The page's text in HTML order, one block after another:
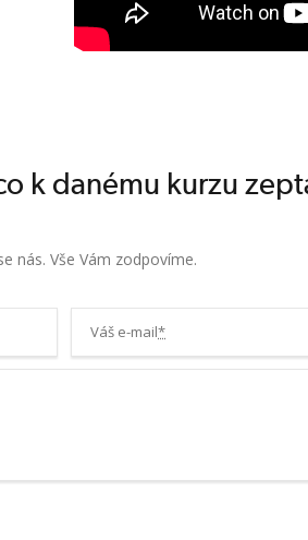
k danému kurzu
nás. Vše Vám zodpovíme.
Váš e-mail*